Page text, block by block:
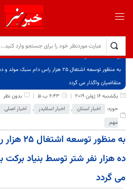
برگ نخست
نوشته‌ها
به منظور توسعه اشتغال ۲۵ هزار راس
متقاضیان واگذار می گردد
یکشنبه 16 ژوئن 2019
6:43 ب.ظ بدون نظر
حوزه:
اخبار استان , اخبار اسلایدر , اخبار اصلی
مهم
به منظور
ده هزار نفر شتر توسط بنیاد برکت
می گردد